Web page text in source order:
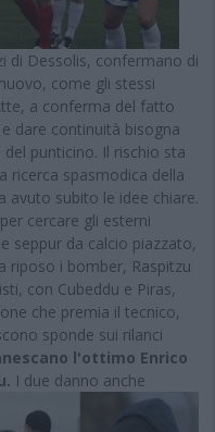
di Dessolis, confermano di
come gli stessi
a conferma del fatto
dare continuità bisogna
punticino. Il rischio sta
ricerca spasmodica della
avuto subito le idee chiare.
cercare gli esterni
seppur da calcio piazzato,
riposo i bomber, Raspitzu
con Cubeddu e Piras,
che premia il tecnico,
sponde sui rilanci
l'ottimo Enrico
I due danno anche